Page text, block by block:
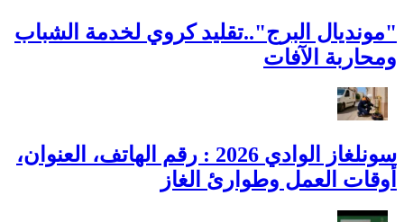
"مونديال البرج"..تقليد كروي لخدمة الشباب
ومحاربة الآفات
سونلغاز الوادي 2026 : رقم الهاتف، العنوان،
أوقات العمل وطوارئ الغاز